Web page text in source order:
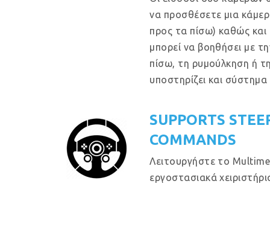
να προσθέσετε μια
προς τα πίσω) καθώς
μπορεί να βοηθήσει με
πίσω, τη ρυμούλκηση ή
υποστηρίζει και
SUPPORTS
COMMANDS
Λειτουργήστε το
εργοστασιακά